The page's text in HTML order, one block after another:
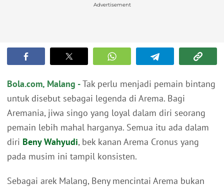
Advertisement
Bola.com, Malang -Tak perlu menjadi pemain bintang
untuk disebut sebagai legenda di Arema. Bagi
Aremania, jiwa singo yang loyal dalam diri seorang
pemain lebih mahal harganya. Semua itu ada dalam
diri Beny Wahyudi, bek kanan Arema Cronus yang
pada musim ini tampil konsisten.
Sebagai arek Malang, Beny mencintai Arema bukan